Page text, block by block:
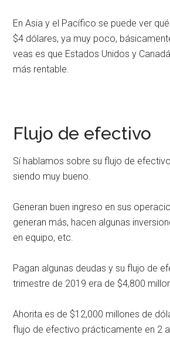
En Asia y el Pacífico se puede ver
$4 dólares, ya muy poco,
veas es que Estados Unidos y
más rentable.
Flujo de efectivo
Sí hablamos sobre su flujo de
siendo muy bueno.
Generan buen ingreso en sus
generan más, hacen algunas
en equipo, etc.
Pagan algunas deudas y su flujo de
trimestre de 2019 era de $4,800
Ahorita es de $12,000 millones de
flujo de efectivo prácticamente en 2